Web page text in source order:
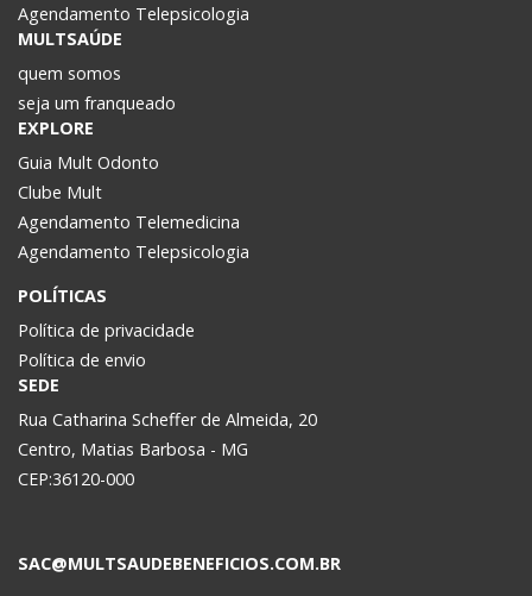
Agendamento Telepsicologia
MULTSAÚDE
quem somos
seja um franqueado
EXPLORE
Guia Mult Odonto
Clube Mult
Agendamento Telemedicina
Agendamento Telepsicologia
POLÍTICAS
Política de privacidade
Política de envio
SEDE
Rua Catharina Scheffer de Almeida, 20
Centro, Matias Barbosa - MG
CEP:36120-000
SAC@MULTSAUDEBENEFICIOS.COM.BR